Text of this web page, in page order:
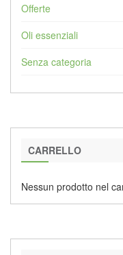
Offerte
Oli essenziali
Senza categoria
CARRELLO
Nessun prodotto nel